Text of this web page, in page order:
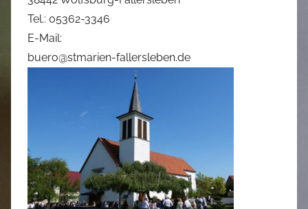
Tel.: 05362-3346
E-Mail:
buero@stmarien-fallersleben.de